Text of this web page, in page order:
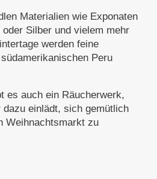
Materialien wie Exponaten
Silber und vielem mehr
werden feine
Peru
es auch ein Räucherwerk,
einlädt, sich gemütlich
Weihnachtsmarkt zu